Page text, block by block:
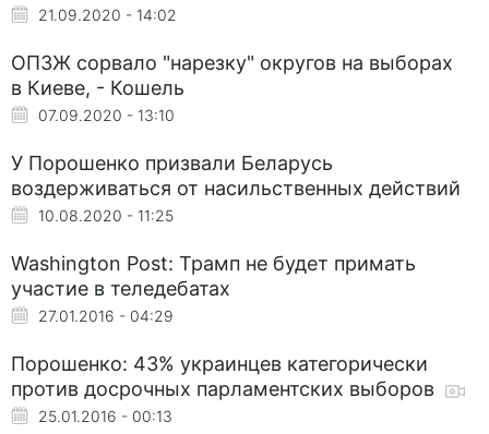
21.09.2020 - 14:02
ОПЗЖ сорвало "нарезку" округов на выборах
в Киеве, - Кошель
07.09.2020 - 13:10
У Порошенко призвали Беларусь
воздерживаться от насильственных действий
10.08.2020 - 11:25
Washington Post: Трамп не будет примать
участие в теледебатах
27.01.2016 - 04:29
Порошенко: 43% украинцев категорически
против досрочных парламентских выборов
25.01.2016 - 00:13